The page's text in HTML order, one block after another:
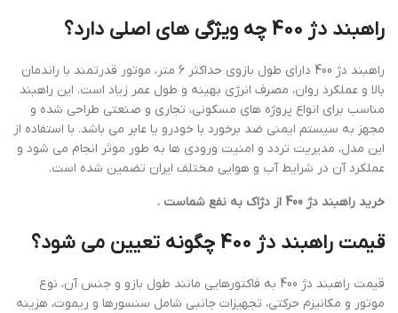
راهبند دژ 400 چه ویژگی های اصلی دارد؟
راهبند دژ 400 دارای طول بازوی حداکثر 6 متر، موتور قدرتمند با راندمان
بالا و عملکرد روان، مصرف انرژی بهینه و طول عمر زیاد است. این راهبند
مناسب برای انواع پروژه های مسکونی، تجاری و صنعتی طراحی شده و
مجهز به سیستم ایمنی ضد برخورد با خودرو یا عابر می باشد. با استفاده از
این مدل، مدیریت تردد و امنیت ورودی ها به طور موثر انجام می شود و
عملکرد آن در شرایط آب و هوایی مختلف ایران تضمین شده است.
خرید راهبند دژ 400 از دژاک به نفع شماست .
قیمت راهبند دژ 400 چگونه تعیین می شود؟
قیمت راهبند دژ 400 به فاکتورهایی مانند طول بازو و جنس آن، نوع
موتور و مکانیزم حرکتی، تجهیزات جانبی شامل سنسورها و ریموت، هزینه